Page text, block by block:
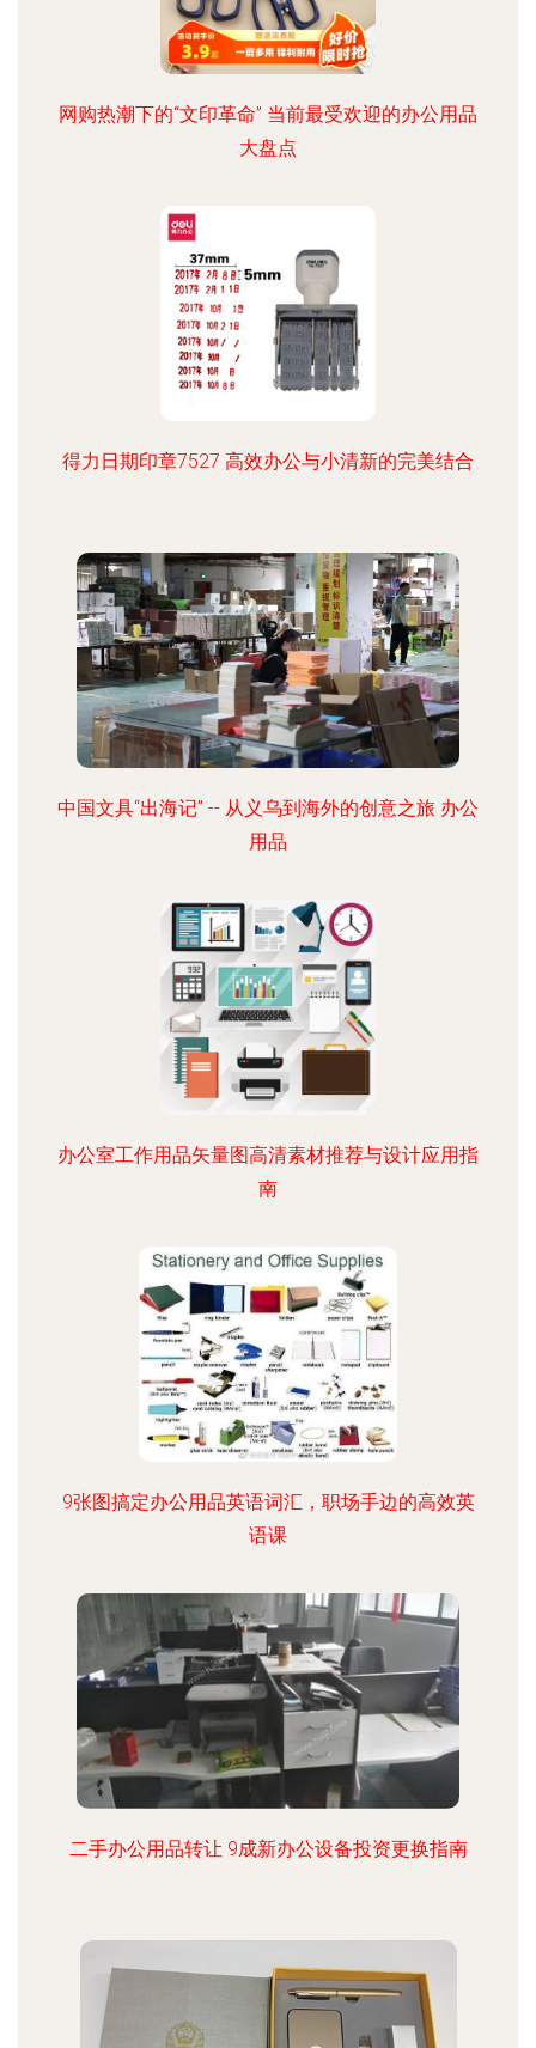
网购热潮下的“文印革命” 当前最受欢迎的办公用品
大盘点
得力日期印章7527 高效办公与小清新的完美结合
中国文具“出海记” -- 从义乌到海外的创意之旅 办公
用品
办公室工作用品矢量图高清素材推荐与设计应用指
南
9张图搞定办公用品英语词汇，职场手边的高效英
语课
二手办公用品转让 9成新办公设备投资更换指南